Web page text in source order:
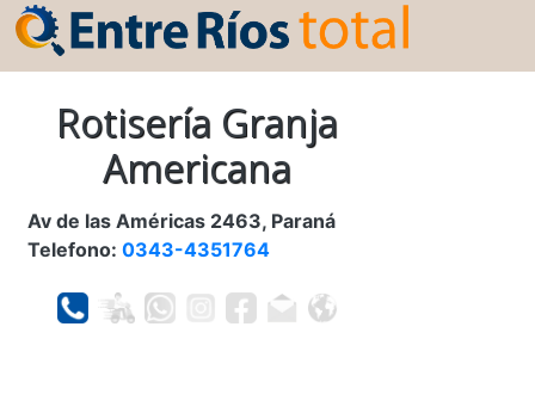
Rotisería Granja
Americana
Av de las Américas 2463, Paraná
Telefono: 0343-4351764